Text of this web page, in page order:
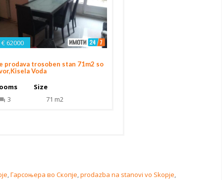
€ 62000
prodava trosoben stan 71m2 so
Voda
3
Size
71 m2
,Гарсоњера во Скопје,prodazba na stanovi vo Skopje,